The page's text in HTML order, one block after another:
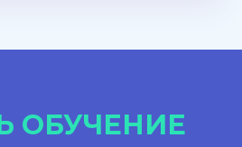
ОБУЧЕНИЕ